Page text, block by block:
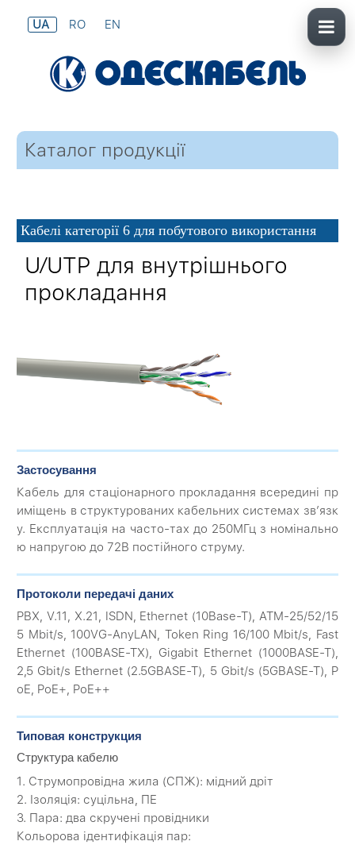
UA RO EN
Каталог продукції
Кабелі категорії 6 для побутового використання
U⁄UTP для внутрішнього
прокладання
Застосування
Кабель для стаціонарного прокладання всередині пр
иміщень в структурованих кабельних системах зв’язк
у. Експлуатація на часто-тах до 250МГц з номінально
ю напругою до 72В постійного струму.
Протоколи передачі даних
PBX, V.11, X.21, ISDN, Ethernet (10Base-T), ATM-25/52/15
5 Mbit/s, 100VG-AnyLAN, Token Ring 16/100 Mbit/s, Fast
Ethernet (100BASE-TX), Gigabit Ethernet (1000BASE-T),
2,5 Gbit/s Ethernet (2.5GBASE-T), 5 Gbit/s (5GBASE-T), P
oE, PoE+, PoE++
Типовая конструкция
Структура кабелю
1. Струмопровідна жила (CПЖ): мідний дріт
2. Ізоляція: суцільна, ПЕ
3. Пара: два скручені провідники
Кольорова ідентифікація пар: